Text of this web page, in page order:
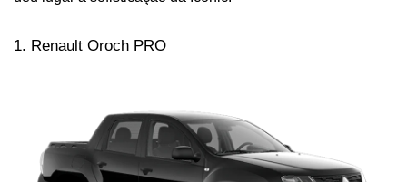
1. Renault Oroch PRO